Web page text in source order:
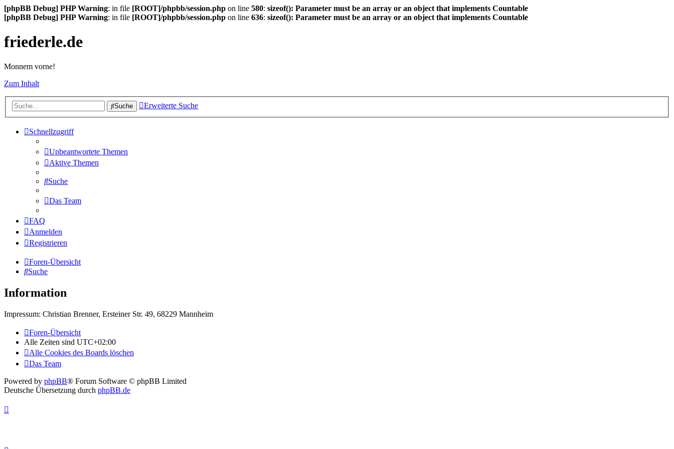
[phpBB Debug] PHP Warning: in file [ROOT]/phpbb/session.php on line 580: sizeof(): Parameter must be an array or an object that implements Countable
[phpBB Debug] PHP Warning: in file [ROOT]/phpbb/session.php on line 636: sizeof(): Parameter must be an array or an object that implements Countable
friederle.de
Monnem vorne!
Zum Inhalt
Suche Erweiterte Suche
Schnellzugriff
Unbeantwortete Themen
Aktive Themen
Suche
Das Team
FAQ
Anmelden
Registrieren
Foren-Übersicht
Suche
Information
Impressum: Christian Brenner, Ersteiner Str. 49, 68229 Mannheim
Foren-Übersicht
Alle Zeiten sind UTC+02:00
Alle Cookies des Boards löschen
Das Team
Powered by phpBB® Forum Software © phpBB Limited
Deutsche Übersetzung durch phpBB.de